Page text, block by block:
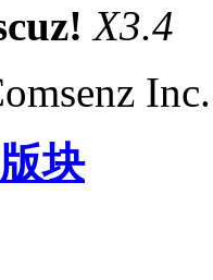
X3.4
Inc.
块